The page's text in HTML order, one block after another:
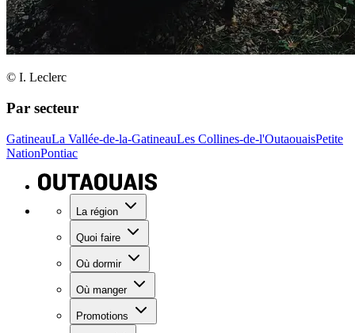
© I. Leclerc
Par secteur
GatineauLa Vallée-de-la-GatineauLes Collines-de-l'OutaouaisPetite
NationPontiac
La région
Quoi faire
Où dormir
Où manger
Promotions